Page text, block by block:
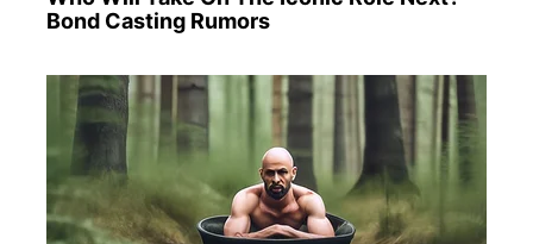
Bond Casting Rumors